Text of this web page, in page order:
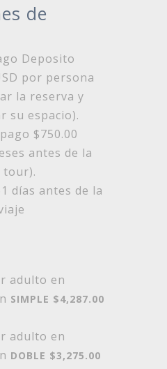
de
Deposito
por persona
la reserva y
su espacio).
$750.00
antes de la
tour).
días antes de la
adulto en
SIMPLE $4,287.00
adulto en
DOBLE $3,275.00